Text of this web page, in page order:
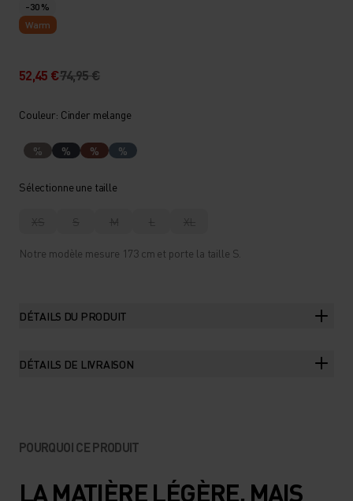
-30 %
Warm
52,45 €74,95 €
Couleur: Cinder melange
% % % %
Sélectionne une taille
XS S M L XL
Notre modèle mesure 173 cm et porte la taille S.
DÉTAILS DU PRODUIT
DÉTAILS DE LIVRAISON
POURQUOI CE PRODUIT
LA MATIÈRE LÉGÈRE, MAIS